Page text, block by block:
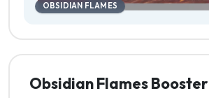
OBSIDIAN FLAMES
Obsidian Flames Booster